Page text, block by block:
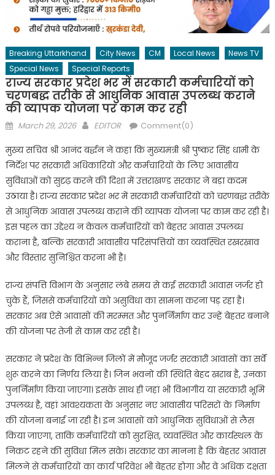
Breaking Uttarkhand City News CM Local News
News TV
Special News
Special Reports
राज्य सरकार प्रदेश भर में सरकारी कर्मचारियों को
चरणबद्ध तरीके से आधुनिक आवास उपलब्ध कराने
की व्यापक योजना पर काम कर रही
Posted
March 29, 2026 Author
EDITOR Comment(0)
मुख्य सचिव श्री आनंद बर्द्धन ने कहा कि मुख्यमंत्री श्री पुष्कर सिंह धामी के
निर्देश पर सरकारी अधिकारियों और कर्मचारियों के लिए आवासीय
सुविधाओं को सुदृढ़ करने की दिशा में उत्तराखण्ड सरकार ने बड़ा कदम
उठाया है। राज्य सरकार प्रदेश भर में सरकारी कर्मचारियों को चरणबद्ध तरीके
से आधुनिक आवास उपलब्ध कराने की व्यापक योजना पर काम कर रही है।
इस पहल का उद्देश्य न केवल कर्मचारियों को बेहतर आवास उपलब्ध
कराना है, बल्कि सरकारी आवासीय परिसंपत्तियों का व्यवस्थित रखरखाव
और विस्तार सुनिश्चित करना भी है।
राज्य संपत्ति विभाग के अनुसार लंबे समय से कई सरकारी आवास जर्जर हो
चुके हैं, जिससे कर्मचारियों को असुविधा का सामना करना पड़ रहा है।
सरकार अब ऐसे आवासों की मरम्मत और पुनर्निर्माण कर उन्हें बेहतर बनाने
की योजना पर तेजी से काम कर रही है।
सरकार ने प्रदेश के विभिन्न जिलों में मौजूद जर्जर सरकारी आवासों का सर्वे
शुरू करने का निर्णय लिया है। जिन भवनों की स्थिति बेहद खराब है, उनका
पुनर्निर्माण किया जाएगा। इसके साथ ही जहां भी विभागीय या सरकारी भूमि
उपलब्ध है, वहां आवश्यकता के अनुसार नए आवासीय परिसरों के निर्माण
की योजना बनाई जा रही है। इन आवासों को आधुनिक सुविधाओं से लैस
किया जाएगा, ताकि कर्मचारियों को सुरक्षित, व्यवस्थित और कार्यस्थल के
निकट रहने की सुविधा मिल सके। सरकार का मानना है कि बेहतर आवास
मिलने से कर्मचारियों का कार्य परिवेश भी बेहतर होगा और वे अधिक दक्षता